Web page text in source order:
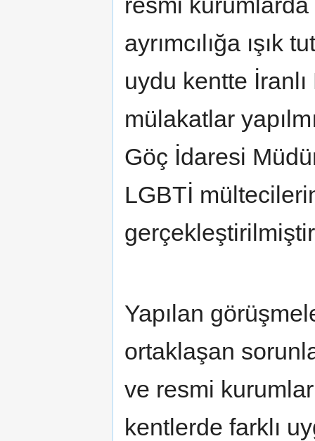
ayrımcılığa ışık
uydu kentte
mülakatlar
Göç İdaresi
LGBTİ
Yapılan
ortaklaşan
ve resmi
kentlerde farklı